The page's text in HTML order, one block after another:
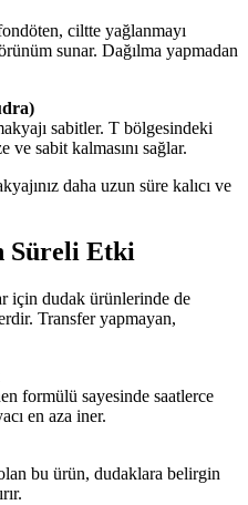
ciltte yağlanmayı
sunar. Dağılma yapmadan
sabitler. T bölgesindeki
ve sabit kalmasını sağlar.
daha uzun süre kalıcı ve
Süreli Etki
için dudak ürünlerinde de
Transfer yapmayan,
formülü sayesinde saatlerce
en aza iner.
bu ürün, dudaklara belirgin